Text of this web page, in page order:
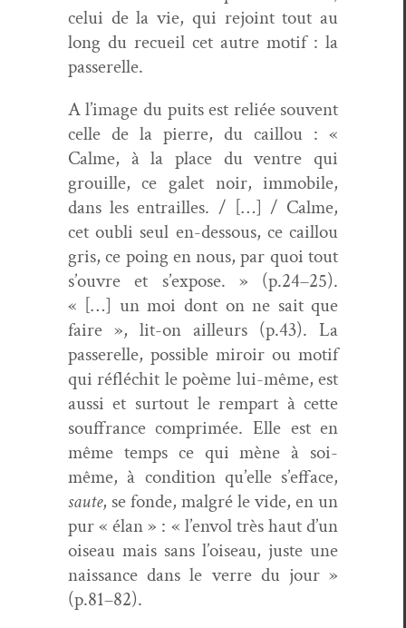
celui de la vie, qui rejoint tout au
long du recueil cet autre motif : la
passerelle.
A l’image du puits est reliée sou­vent
celle de la pierre, du cail­lou : «
Calme, à la place du ven­tre qui
grouille, ce galet noir, immo­bile,
dans les entrailles. / […] / Calme,
cet oubli seul en-dessous, ce cail­lou
gris, ce poing en nous, par quoi tout
s’ouvre et s’expose. » (p.24–25).
« […] un moi dont on ne sait que
faire », lit-on ailleurs (p.43). La
passerelle, pos­si­ble miroir ou motif
qui réflé­chit le poème lui-même, est
aus­si et surtout le rem­part à cette
souf­france com­primée. Elle est en
même temps ce qui mène à soi-
même, à con­di­tion qu’elle s’efface,
saute, se fonde, mal­gré le vide, en un
pur « élan » : « l’envol très haut d’un
oiseau mais sans l’oiseau, juste une
nais­sance dans le verre du jour »
(p.81–82).